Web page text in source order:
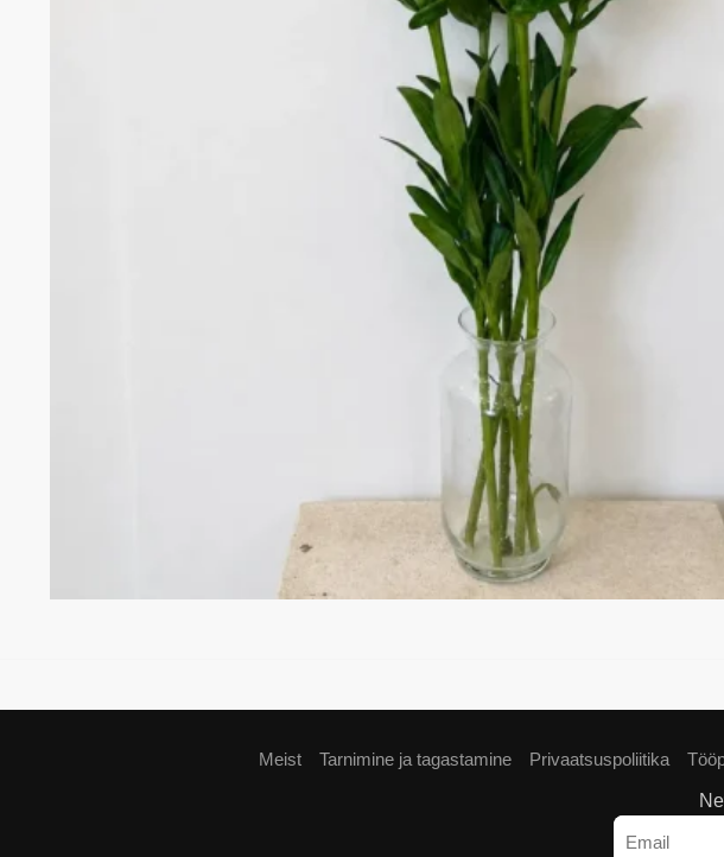
Meist Tarnimine ja tagastamine Privaatsuspoliitika